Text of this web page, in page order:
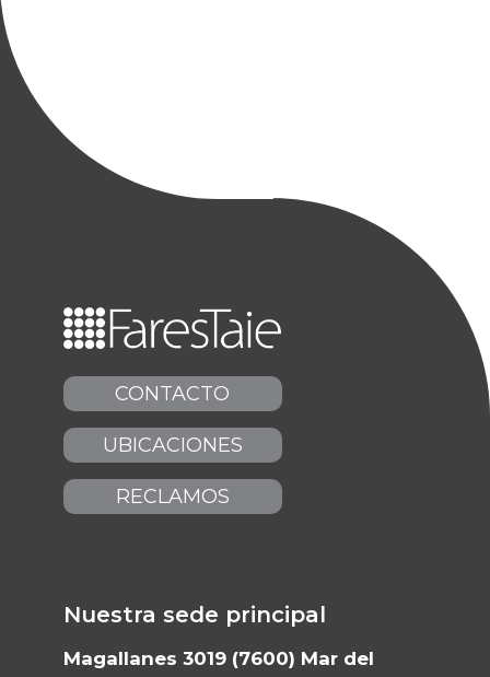
CONTACTO
UBICACIONES
RECLAMOS
Nuestra sede principal
Magallanes 3019 (7600) Mar del